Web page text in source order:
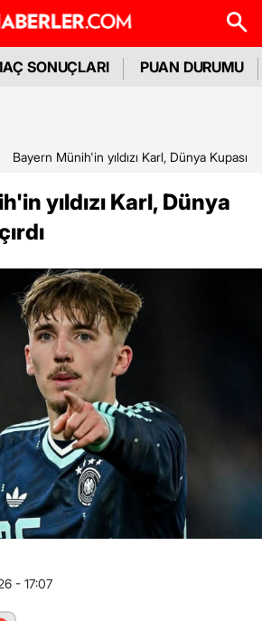
SONUÇLARI PUAN DURUMU
Bayern Münih'in yıldızı Karl, Dünya Kupası'nı
yıldızı Karl, Dünya
- 17:07